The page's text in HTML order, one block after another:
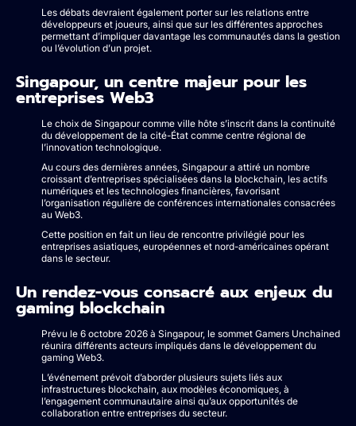
Les débats devraient également porter sur les relations entre
développeurs et joueurs, ainsi que sur les différentes approches
permettant d’impliquer davantage les communautés dans la gestion
ou l’évolution d’un projet.
Singapour, un centre majeur pour les
entreprises Web3
Le choix de Singapour comme ville hôte s’inscrit dans la continuité
du développement de la cité-État comme centre régional de
l’innovation technologique.
Au cours des dernières années, Singapour a attiré un nombre
croissant d’entreprises spécialisées dans la blockchain, les actifs
numériques et les technologies financières, favorisant
l’organisation régulière de conférences internationales consacrées
au Web3.
Cette position en fait un lieu de rencontre privilégié pour les
entreprises asiatiques, européennes et nord-américaines opérant
dans le secteur.
Un rendez-vous consacré aux enjeux du
gaming blockchain
Prévu le 6 octobre 2026 à Singapour, le sommet Gamers Unchained
réunira différents acteurs impliqués dans le développement du
gaming Web3.
L’événement prévoit d’aborder plusieurs sujets liés aux
infrastructures blockchain, aux modèles économiques, à
l’engagement communautaire ainsi qu’aux opportunités de
collaboration entre entreprises du secteur.